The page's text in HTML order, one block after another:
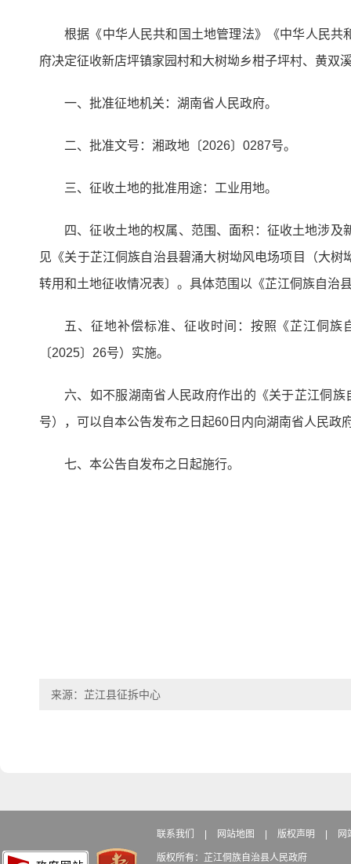
根据《中华人民共和国土地管理法》《中华人民
府决定征收新店坪镇家园村和大树坳乡柑子坪村、黄双
一、批准征地机关：湖南省人民政府。
二、批准文号：湘政地〔2026〕0287号。
三、征收土地的批准用途：工业用地。
四、征收土地的权属、范围、面积：征收土地涉
见《关于芷江侗族自治县碧涌大树坳风电场项目（大
转用和土地征收情况表〕。具体范围以《芷江侗族自治
五、征地补偿标准、征收时间：按照《芷江侗
〔2025〕26号）实施。
六、如不服湖南省人民政府作出的《关于芷江侗
号），可以自本公告发布之日起60日内向湖南省人民政
七、本公告自发布之日起施行。
来源：芷江县征拆中心
联系我们 网站地图 版权声明 网
版权所有：芷江侗族自治县人民政府